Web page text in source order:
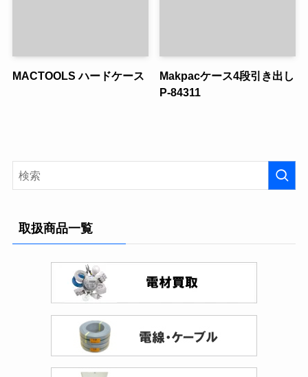
MACTOOLS ハードケース
Makpacケース4段引き出し
P-84311
取扱商品一覧